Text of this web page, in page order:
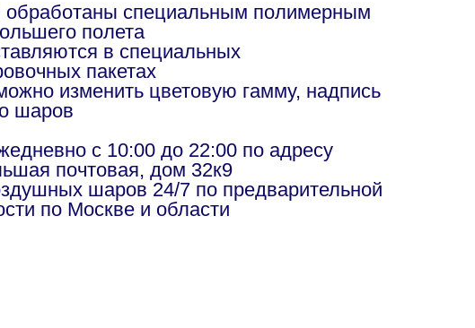
специальным полимерным
полета
в специальных
пакетах
изменить цветовую гамму, надпись
шаров
с 10:00 до 22:00 по адресу
почтовая, дом 32к9
шаров 24/7 по предварительной
по Москве и области